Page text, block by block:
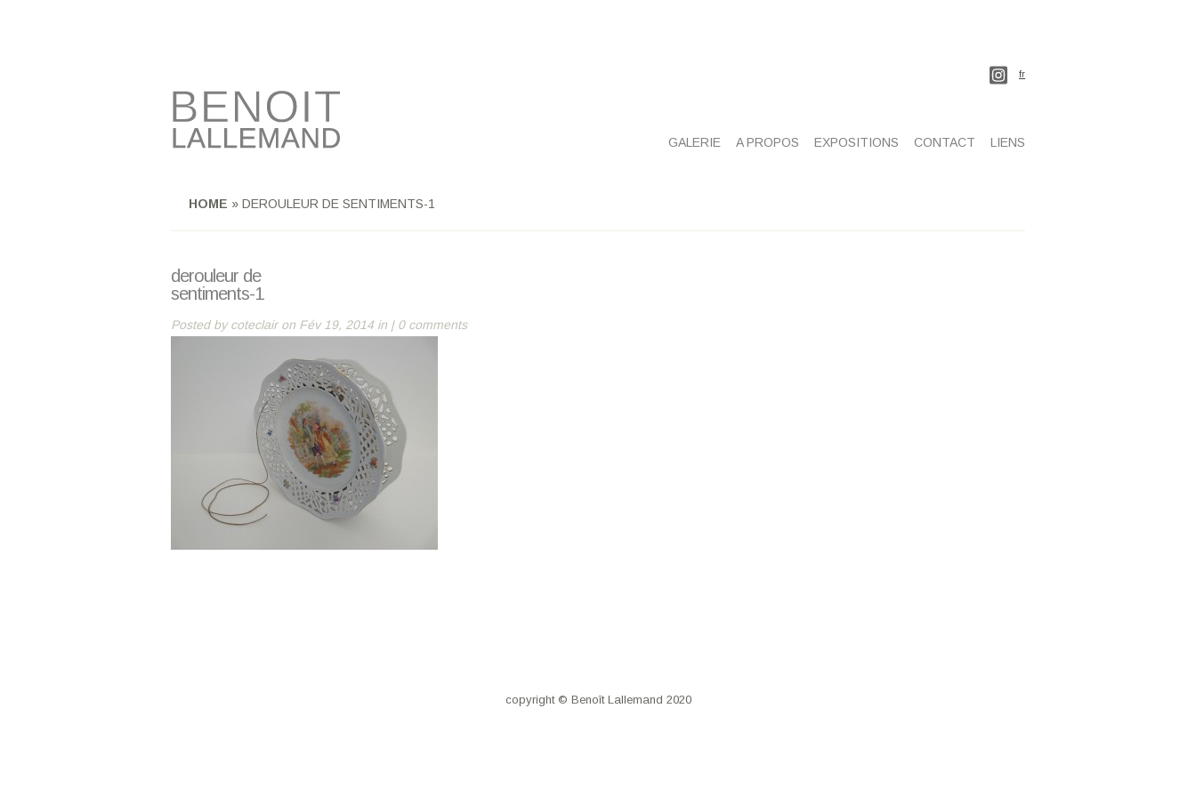
fr
GALERIE A PROPOS EXPOSITIONS CONTACT LIENS
HOME » DEROULEUR DE SENTIMENTS-1
derouleur de
sentiments-1
Posted by coteclairon Fév 19, 2014 in | 0 comments
copyright © Benoît Lallemand 2020